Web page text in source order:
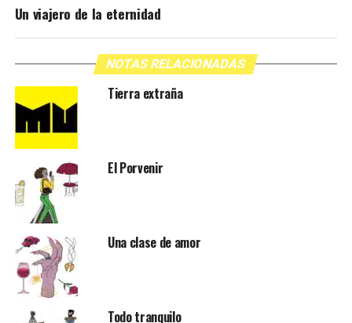
Un viajero de la eternidad
NOTAS RELACIONADAS
Tierra extraña
El Porvenir
Una clase de amor
Todo tranquilo